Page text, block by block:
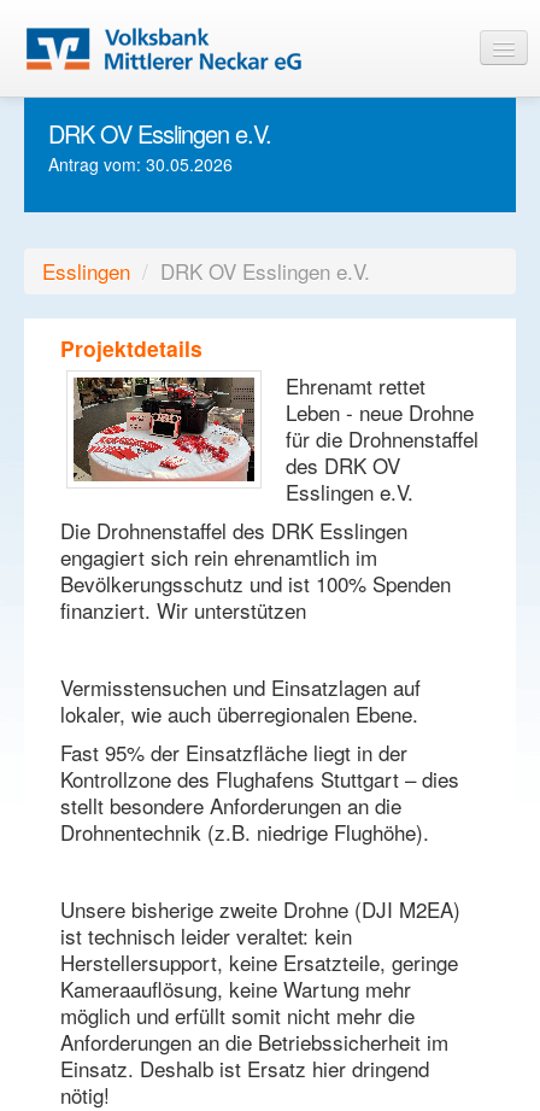
Startseite
Informationen
DRK OV Esslingen e.V.
Antrag vom: 30.05.2026
Esslingen / DRK OV Esslingen e.V.
Projektdetails
Ehrenamt rettet
Leben - neue Drohne
für die Drohnenstaffel
des DRK OV
Esslingen e.V.
Die Drohnenstaffel des DRK Esslingen
engagiert sich rein ehrenamtlich im
Bevölkerungsschutz und ist 100% Spenden
finanziert. Wir unterstützen
Vermisstensuchen und Einsatzlagen auf
lokaler, wie auch überregionalen Ebene.
Fast 95% der Einsatzfläche liegt in der
Kontrollzone des Flughafens Stuttgart – dies
stellt besondere Anforderungen an die
Drohnentechnik (z.B. niedrige Flughöhe).
Unsere bisherige zweite Drohne (DJI M2EA)
ist technisch leider veraltet: kein
Herstellersupport, keine Ersatzteile, geringe
Kameraauflösung, keine Wartung mehr
möglich und erfüllt somit nicht mehr die
Anforderungen an die Betriebssicherheit im
Einsatz. Deshalb ist Ersatz hier dringend
nötig!